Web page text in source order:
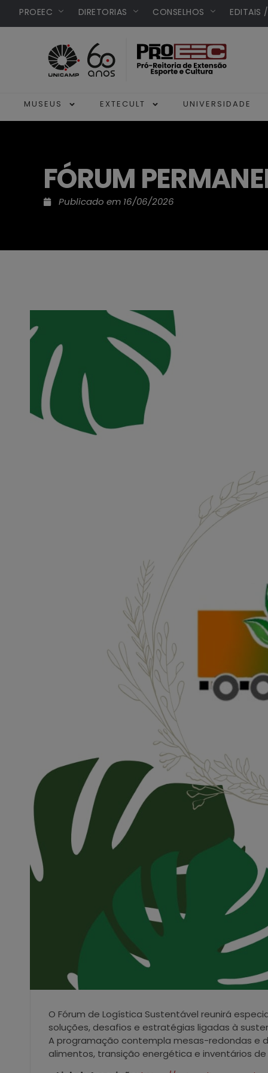
PROEEC DIRETORIAS CONSELHOS EDITAIS
MUSEUS EXTECULT UNIVERSIDADE
FÓRUM
Publicado em 16/06/2026
O Fórum de Logística Sustentável reunirá
soluções, desafios e estratégias ligadas à
A programação contempla mesas-redondas e
alimentos, transição energética e inventários